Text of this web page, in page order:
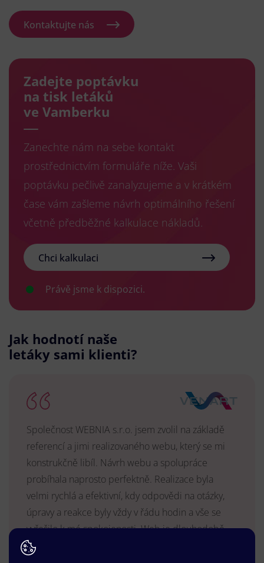
Kontaktujte nás
Zadejte poptávku
na tisk letáků
ve Vamberku
Zanechte nám na sebe kontakt
prostřednictvím formuláře níže. Vaši
poptávku pečlivě zanalyzujeme a v krátkém
čase vám zašleme návrh optimálního řešení
včetně předběžné kalkulace nákladů.
Chci kalkulaci
Právě jsme k dispozici.
Jak hodnotí naše
letáky sami klienti?
Společnost WEBNIA s.r.o. jsem zvolil na základě
referencí a jimi realizovaného webu, který se mi
konstrukčně libíl. Návrh webu a spolupráce
probíhala naprosto perfektně. Realizace byla
velmi rychlá a efektivní, kdy odpovědi na otázky,
úpravy a reakce byly vždy v řádu hodin a vše se
vyřešilo k mé spokojenosti. Web je dlouhodobě
vyhovující, stabilní, průběžně upravován a podílí se